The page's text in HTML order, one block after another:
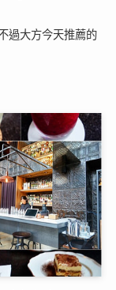
過大方今天推薦的